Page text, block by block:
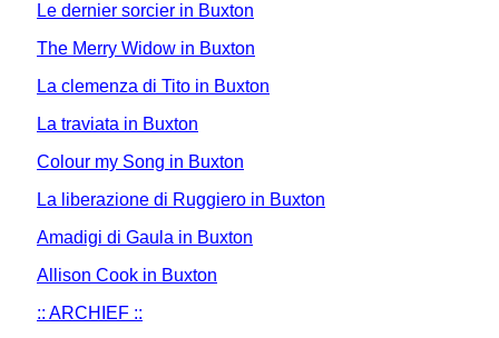
Le dernier sorcier in Buxton
The Merry Widow in Buxton
La clemenza di Tito in Buxton
La traviata in Buxton
Colour my Song in Buxton
La liberazione di Ruggiero in Buxton
Amadigi di Gaula in Buxton
Allison Cook in Buxton
:: ARCHIEF ::